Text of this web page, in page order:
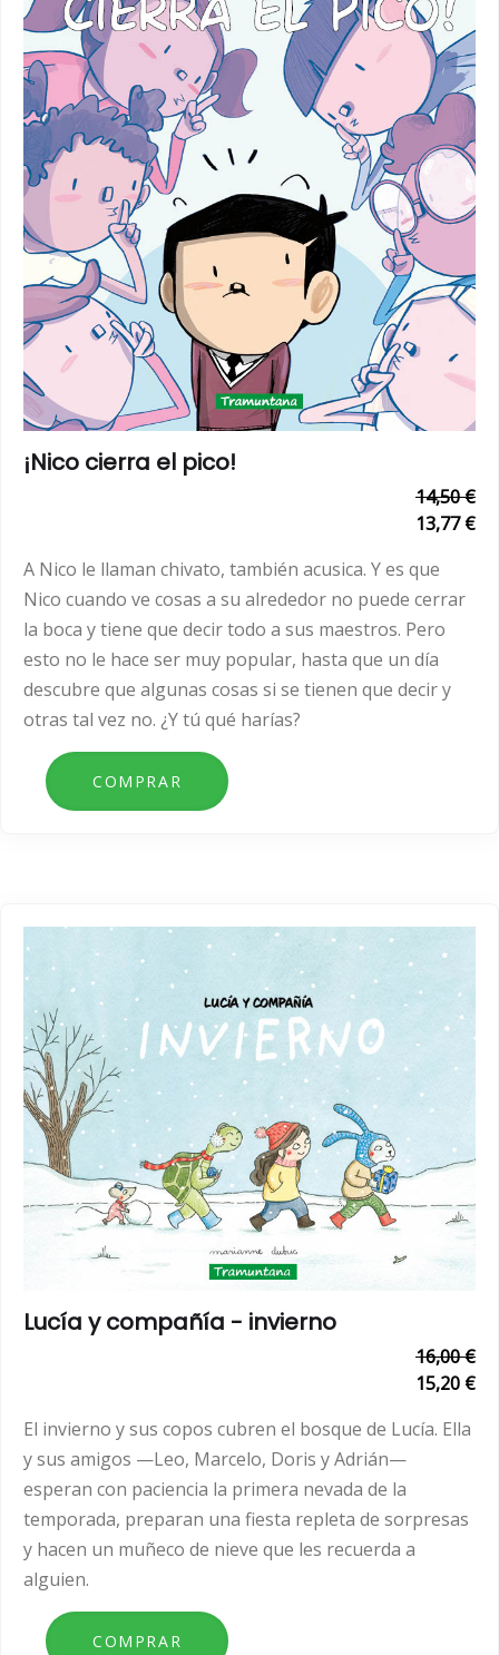
¡Nico cierra el pico!
14,50 €
13,77 €
A Nico le llaman chivato, también acusica. Y es que
Nico cuando ve cosas a su alrededor no puede cerrar
la boca y tiene que decir todo a sus maestros. Pero
esto no le hace ser muy popular, hasta que un día
descubre que algunas cosas si se tienen que decir y
otras tal vez no. ¿Y tú qué harías?
Lucía y compañía - invierno
16,00 €
15,20 €
El invierno y sus copos cubren el bosque de Lucía. Ella
y sus amigos —Leo, Marcelo, Doris y Adrián—
esperan con paciencia la primera nevada de la
temporada, preparan una fiesta repleta de sorpresas
y hacen un muñeco de nieve que les recuerda a
alguien.